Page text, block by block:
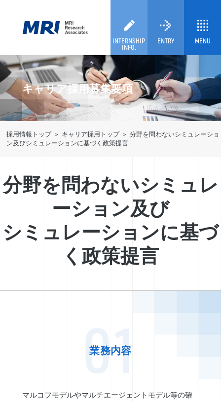
INTERNSHIP
INFO.
ENTRY MENU
キャリア採用募集要項
採用情報トップ キャリア採用トップ
分野を問わないシミュレーショ
ン及びシミュレーションに基づく政策提言
分野を問わないシミュレ
ーション及び
シミュレーションに基づ
く政策提言
01
業務内容
マルコフモデルやマルチエージェントモデル等の確